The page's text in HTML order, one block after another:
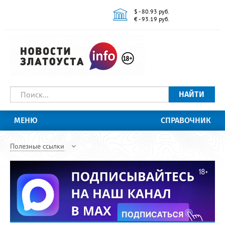
$ - 80.93 руб.
€ - 93.19 руб.
НАЙТИ
МЕНЮ СПРАВОЧНИК
Полезные ссылки